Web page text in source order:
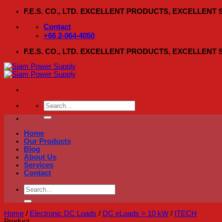
Skip
content
F.E.S. CO., LTD. EXCELLENT PRODUCTS, EXCELLENT
Contact
+66 2-064-4050
F.E.S. CO., LTD. EXCELLENT PRODUCTS, EXCELLENT
Search
for:
Home
Our Products
Blog
About Us
Services
Contact
Search
for:
Home / Electronic DC Loads / DC eLoads > 10 kW / ITECH